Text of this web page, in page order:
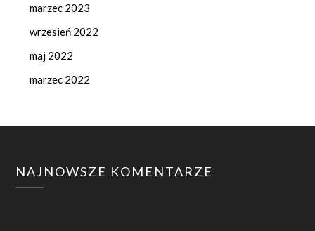
marzec 2023
wrzesień 2022
maj 2022
marzec 2022
NAJNOWSZE KOMENTARZE